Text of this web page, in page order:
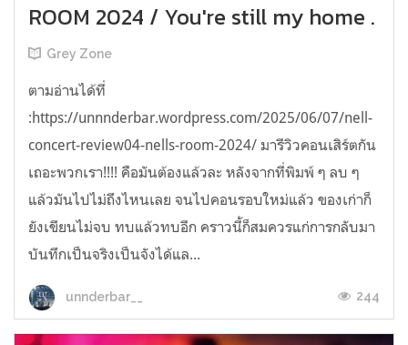
ROOM 2024 / You're still my home .
Grey Zone
ตามอ่านได้ที่
:https://unnnderbar.wordpress.com/2025/06/07/nell-
concert-review04-nells-room-2024/ มารีวิวคอนเสิร์ตกัน
เถอะพวกเรา!!!! คือมันต้องแล้วละ หลังจากที่พิมพ์ ๆ ลบ ๆ
แล้วมันไปไม่ถึงไหนเลย จนไปคอนรอบใหม่แล้ว ของเก่าก็
ยังเขียนไม่จบ ทบแล้วทบอีก คราวนี้ก็สมควรแก่การกลับมา
บันทึกเป็นจริงเป็นจังได้แล...
unnderbar__ 244